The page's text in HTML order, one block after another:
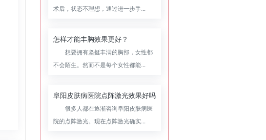
术后，状态不理想，通过进一步手...
怎样才能丰胸效果更好？
想要拥有坚挺丰满的胸部，女性都
不会陌生。然而不是每个女性都能...
阜阳皮肤病医院点阵激光效果好吗
很多人都在逐渐咨询阜阳皮肤病医
院的点阵激光。现在点阵激光确实...